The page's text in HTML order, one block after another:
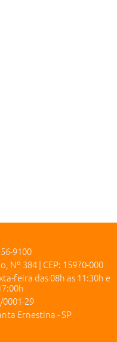
9100
Nº 384 | CEP: 15970-000
feira das 08h as 11:30h e
0001-29
Ernestina - SP